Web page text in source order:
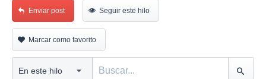
Enviar post Seguir este hilo
Marcar como favorito